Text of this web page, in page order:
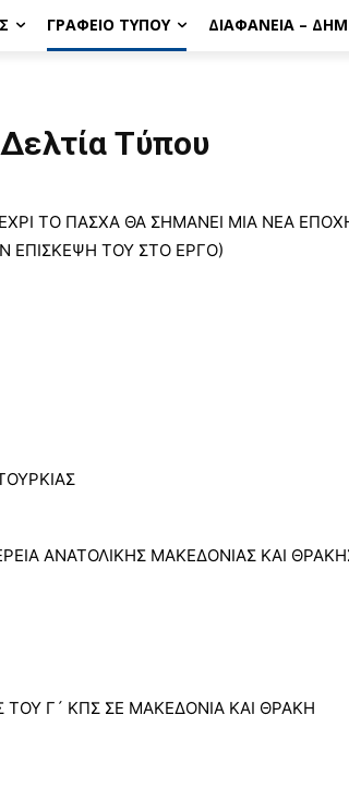
ΓΡΑΦΕΊΟ ΤΎΠΟΥ ΔΙΑΦΆΝΕΙΑ –
Δελτία Τύπου
ΤΟ ΠΑΣΧΑ ΘΑ ΣΗΜΑΝΕΙ ΜΙΑ ΝΕΑ
ΕΠΙΣΚΕΨΗ ΤΟΥ ΣΤΟ ΕΡΓΟ)
ΑΝΑΤΟΛΙΚΗΣ ΜΑΚΕΔΟΝΙΑΣ ΚΑΙ
Γ´ ΚΠΣ ΣΕ ΜΑΚΕΔΟΝΙΑ ΚΑΙ ΘΡΑΚΗ